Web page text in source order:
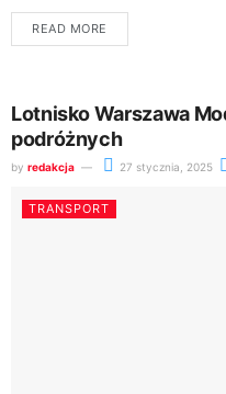
codziennego życia
turystom.Autobusy
READ MORE
Lotnisko Warszawa
podróżnych
by redakcja 27 stycznia, 2025
TRANSPORT